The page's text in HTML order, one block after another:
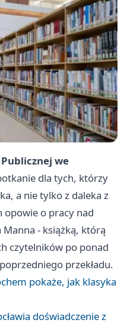
we
dla tych, którzy
a nie tylko z daleka z
opowie o pracy nad
- książką, którą
czytelników po ponad
przekładu.
pokaże, jak klasyka
doświadczenie z